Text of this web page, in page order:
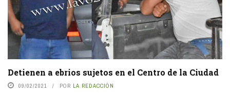
Detienen a ebrios sujetos en el Centro de la Ciudad
09/02/2021 POR LA REDACCIÓN